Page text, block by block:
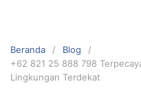
Beranda
Blog
+62 821 25 888 798
Lingkungan Terdekat